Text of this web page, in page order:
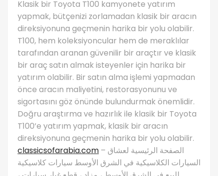
Klasik bir Toyota T100 kamyonete yatırım
yapmak, bütçenizi zorlamadan klasik bir aracın
direksiyonuna geçmenin harika bir yolu olabilir.
T100, hem koleksiyoncular hem de meraklılar
tarafından aranan güvenilir bir araçtır ve klasik
bir araç satın almak isteyenler için harika bir
yatırım olabilir. Bir satın alma işlemi yapmadan
önce aracın maliyetini, restorasyonunu ve
sigortasını göz önünde bulundurmak önemlidir.
Doğru araştırma ve hazırlık ile klasik bir Toyota
T100’e yatırım yapmak, klasik bir aracın
direksiyonuna geçmenin harika bir yolu olabilir.
classicsofarabia.com – الصفحة الرئيسية لعشاق
السيارات الكلاسيكية في الشرق الأوسط سيارات كلاسيكية